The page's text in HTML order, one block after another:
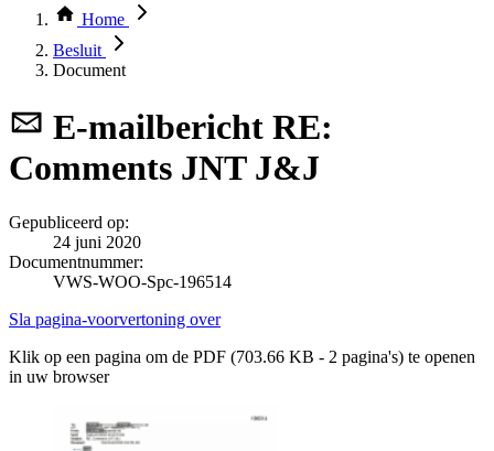
Thema COVID-19
Bekijk per bestuursorgaan
Home
Besluit
Document
E-mailbericht RE:
Comments JNT J&J
Gepubliceerd op:
24 juni 2020
Documentnummer:
VWS-WOO-Spc-196514
Sla pagina-voorvertoning over
Klik op een pagina om de PDF (703.66 KB - 2 pagina's) te openen
in uw browser